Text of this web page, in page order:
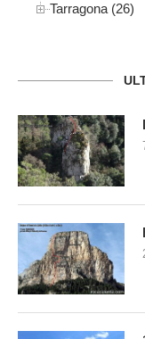
Tarragona (26)